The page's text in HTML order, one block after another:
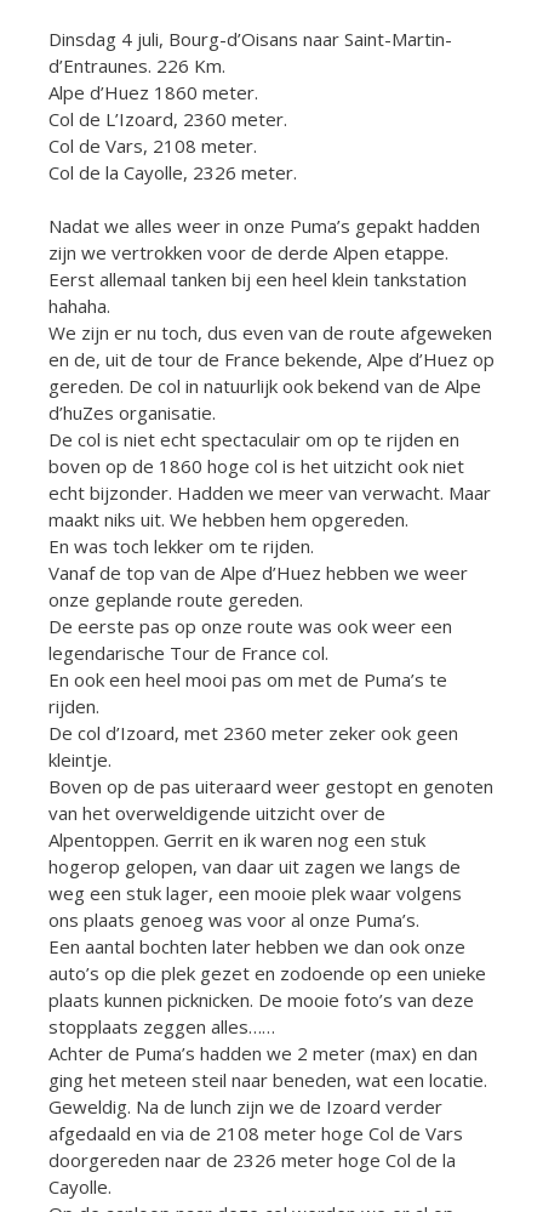
Dinsdag 4 juli, Bourg-d’Oisans naar Saint-Martin-
d’Entraunes. 226 Km.
Alpe d’Huez 1860 meter.
Col de L’Izoard, 2360 meter.
Col de Vars, 2108 meter.
Col de la Cayolle, 2326 meter.
Nadat we alles weer in onze Puma’s gepakt hadden
zijn we vertrokken voor de derde Alpen etappe.
Eerst allemaal tanken bij een heel klein tankstation
hahaha.
We zijn er nu toch, dus even van de route afgeweken
en de, uit de tour de France bekende, Alpe d’Huez op
gereden. De col in natuurlijk ook bekend van de Alpe
d’huZes organisatie.
De col is niet echt spectaculair om op te rijden en
boven op de 1860 hoge col is het uitzicht ook niet
echt bijzonder. Hadden we meer van verwacht. Maar
maakt niks uit. We hebben hem opgereden.
En was toch lekker om te rijden.
Vanaf de top van de Alpe d’Huez hebben we weer
onze geplande route gereden.
De eerste pas op onze route was ook weer een
legendarische Tour de France col.
En ook een heel mooi pas om met de Puma’s te
rijden.
De col d’Izoard, met 2360 meter zeker ook geen
kleintje.
Boven op de pas uiteraard weer gestopt en genoten
van het overweldigende uitzicht over de
Alpentoppen. Gerrit en ik waren nog een stuk
hogerop gelopen, van daar uit zagen we langs de
weg een stuk lager, een mooie plek waar volgens
ons plaats genoeg was voor al onze Puma’s.
Een aantal bochten later hebben we dan ook onze
auto’s op die plek gezet en zodoende op een unieke
plaats kunnen picknicken. De mooie foto’s van deze
stopplaats zeggen alles……
Achter de Puma’s hadden we 2 meter (max) en dan
ging het meteen steil naar beneden, wat een locatie.
Geweldig. Na de lunch zijn we de Izoard verder
afgedaald en via de 2108 meter hoge Col de Vars
doorgereden naar de 2326 meter hoge Col de la
Cayolle.